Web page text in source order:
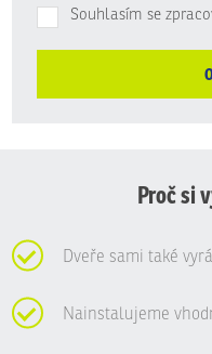
Souhlasím se
Proč si
Dveře sami také
Nainstalujeme